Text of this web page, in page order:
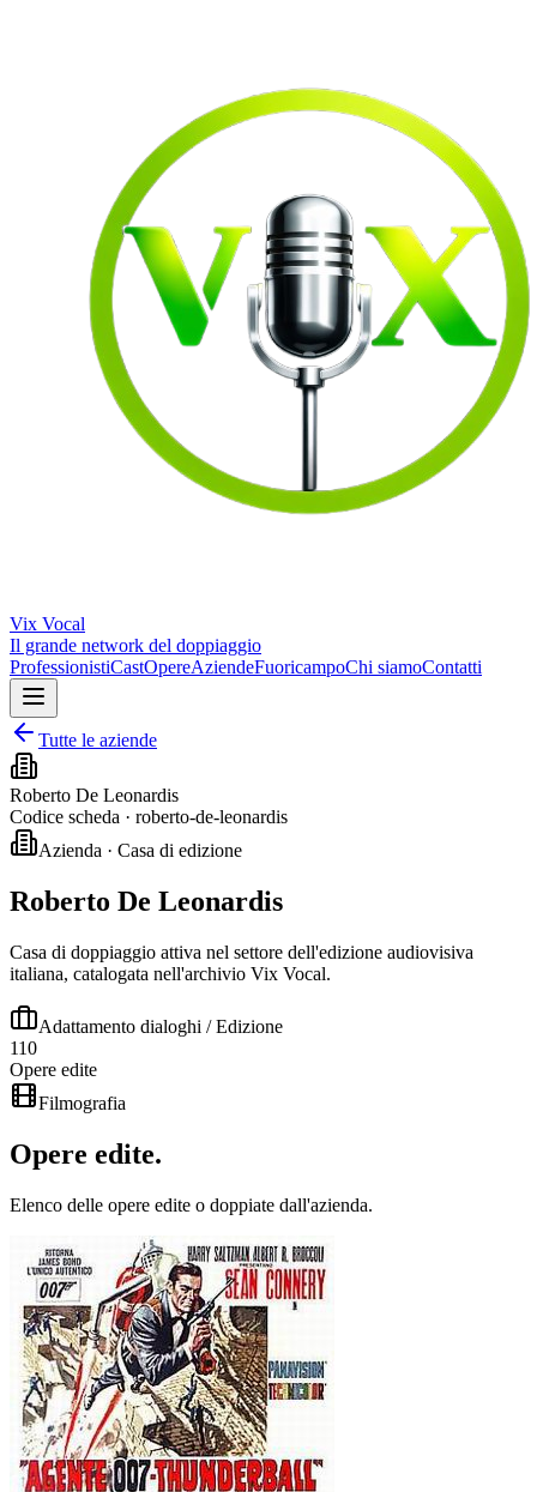
Vix Vocal
Il grande network del doppiaggio
ProfessionistiCastOpereAziendeFuoricampoChi siamoContatti
Tutte le aziende
Roberto De Leonardis
Codice scheda · roberto-de-leonardis
Azienda · Casa di edizione
Roberto De Leonardis
Casa di doppiaggio attiva nel settore dell'edizione audiovisiva
italiana, catalogata nell'archivio Vix Vocal.
Adattamento dialoghi / Edizione
110
Opere edite
Filmografia
Opere edite.
Elenco delle opere edite o doppiate dall'azienda.